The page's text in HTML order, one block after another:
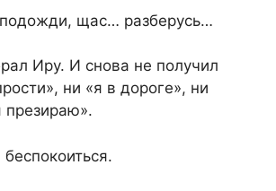
щас… разберусь…
Иру. И снова не получил
ни «я в дороге», ни
презираю».